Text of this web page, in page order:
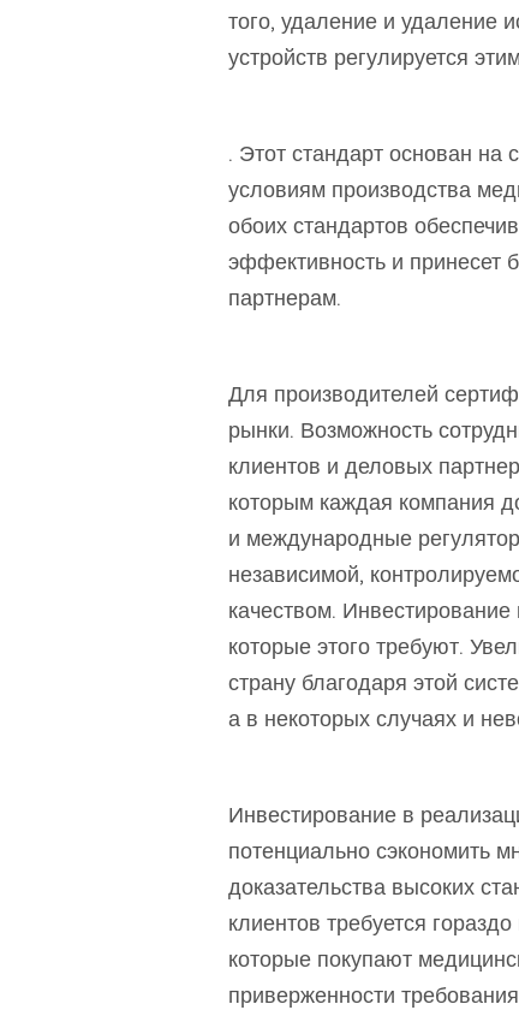
того, удаление и удаление
устройств регулируется
. Этот стандарт основан
условиям производства
обоих стандартов
эффективность и
партнерам.
Для производителей
рынки. Возможность
клиентов и деловых
которым каждая компания
и международные
независимой,
качеством. Инвестирование
которые этого требуют.
страну благодаря этой
а в некоторых случаях и
Инвестирование в
потенциально сэкономить
доказательства высоких
клиентов требуется
которые покупают
приверженности